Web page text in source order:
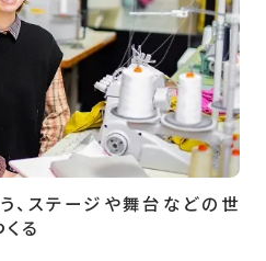
、ステージや舞台などの世
る